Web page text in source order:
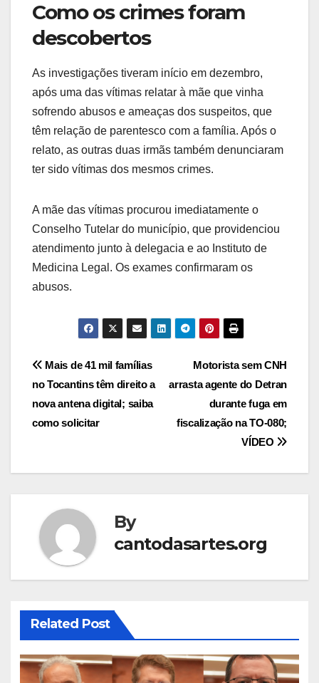
Como os crimes foram
descobertos
As investigações tiveram início em dezembro,
após uma das vítimas relatar à mãe que vinha
sofrendo abusos e ameaças dos suspeitos, que
têm relação de parentesco com a família. Após o
relato, as outras duas irmãs também denunciaram
ter sido vítimas dos mesmos crimes.
A mãe das vítimas procurou imediatamente o
Conselho Tutelar do município, que providenciou
atendimento junto à delegacia e ao Instituto de
Medicina Legal. Os exames confirmaram os
abusos.
Post
navigation
Motorista sem CNH
arrasta agente do Detran
durante fuga em
fiscalização na TO-080;
VÍDEO
Mais de 41 mil famílias
no Tocantins têm direito a
nova antena digital; saiba
como solicitar
By
cantodasartes.org
Related Post